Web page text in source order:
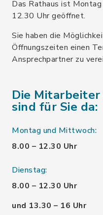
Das Rathaus ist
12.30 Uhr geöffnet.
Sie haben die
Öffnungszeiten einen
Ansprechpartner zu
Die
sind für Sie da:
Montag und Mittwoch:
8.00 – 12.30 Uhr
Dienstag:
8.00 – 12.30 Uhr
und 13.30 – 16 Uhr